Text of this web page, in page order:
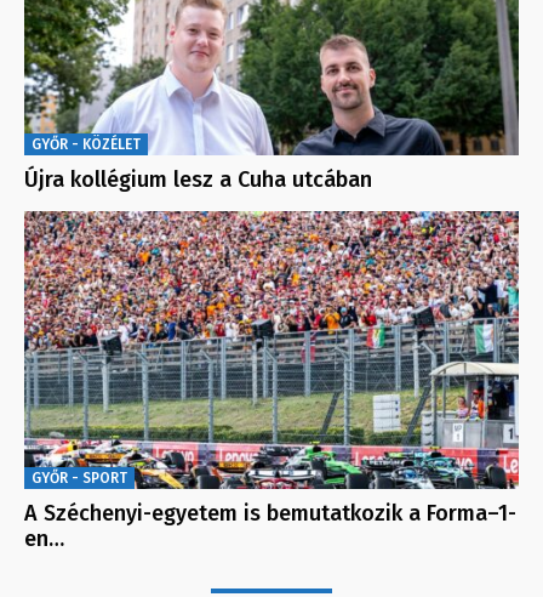
GYŐR - KÖZÉLET
Újra kollégium lesz a Cuha utcában
GYŐR - SPORT
A Széchenyi-egyetem is bemutatkozik a Forma–1-
en…